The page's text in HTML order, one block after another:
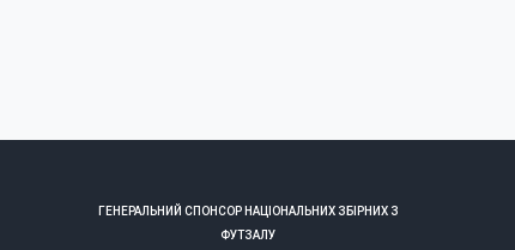
ГЕНЕРАЛЬНИЙ СПОНСОР НАЦІОНАЛЬНИХ ЗБІРНИХ З
ФУТЗАЛУ